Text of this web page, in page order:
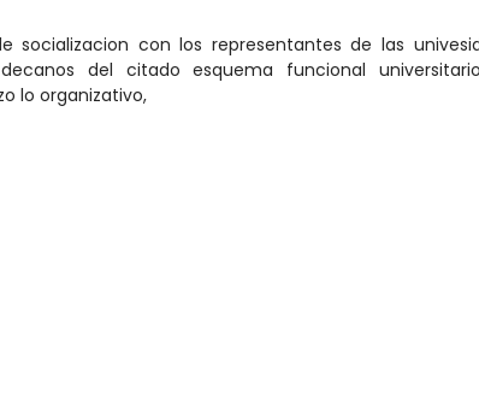
socializacion con los representantes de las
del citado esquema funcional
lo organizativo,
asentamiento de la acción, en el Eje de